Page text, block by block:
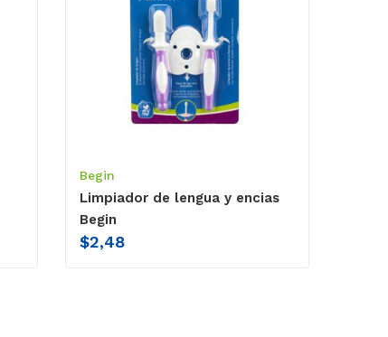
Begin
Limpiador de lengua y encias
Begin
$2,48